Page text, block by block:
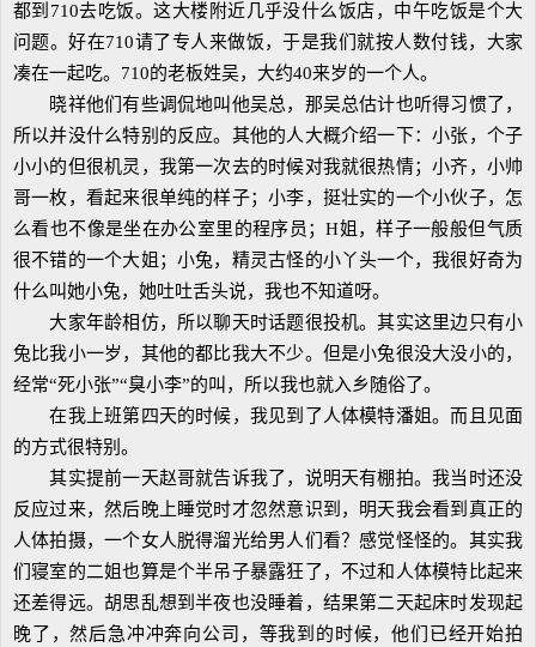
都到710去吃饭。这大楼附近几乎没什么饭店，中午吃饭是个大
问题。好在710请了专人来做饭，于是我们就按人数付钱，大家
凑在一起吃。710的老板姓吴，大约40来岁的一个人。
晓祥他们有些调侃地叫他吴总，那吴总估计也听得习惯了，
所以并没什么特别的反应。其他的人大概介绍一下：小张，个子
小小的但很机灵，我第一次去的时候对我就很热情；小齐，小帅
哥一枚，看起来很单纯的样子；小李，挺壮实的一个小伙子，怎
么看也不像是坐在办公室里的程序员；H姐，样子一般般但气质
很不错的一个大姐；小兔，精灵古怪的小丫头一个，我很好奇为
什么叫她小兔，她吐吐舌头说，我也不知道呀。
大家年龄相仿，所以聊天时话题很投机。其实这里边只有小
兔比我小一岁，其他的都比我大不少。但是小兔很没大没小的，
经常“死小张”“臭小李”的叫，所以我也就入乡随俗了。
在我上班第四天的时候，我见到了人体模特潘姐。而且见面
的方式很特别。
其实提前一天赵哥就告诉我了，说明天有棚拍。我当时还没
反应过来，然后晚上睡觉时才忽然意识到，明天我会看到真正的
人体拍摄，一个女人脱得溜光给男人们看？感觉怪怪的。其实我
们寝室的二姐也算是个半吊子暴露狂了，不过和人体模特比起来
还差得远。胡思乱想到半夜也没睡着，结果第二天起床时发现起
晚了，然后急冲冲奔向公司，等我到的时候，他们已经开始拍